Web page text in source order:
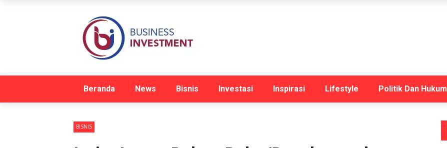
Beranda News Bisnis Investasi Inspirasi Lifestyle Politik Dan Hukum
BISNIS